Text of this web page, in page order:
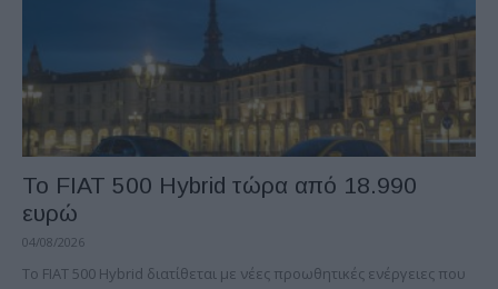
Το FIAT 500 Hybrid τώρα από 18.990
ευρώ
04/08/2026
Το FIAT 500 Hybrid διατίθεται με νέες προωθητικές ενέργειες που